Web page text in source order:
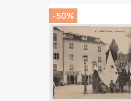
-50%